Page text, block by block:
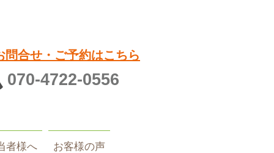
問合せ・ご予約はこちら
070-4722-0556
者様へ お客様の声